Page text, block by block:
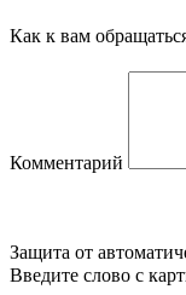
Как к вам
Комментарий
Защита от
Введите слово с